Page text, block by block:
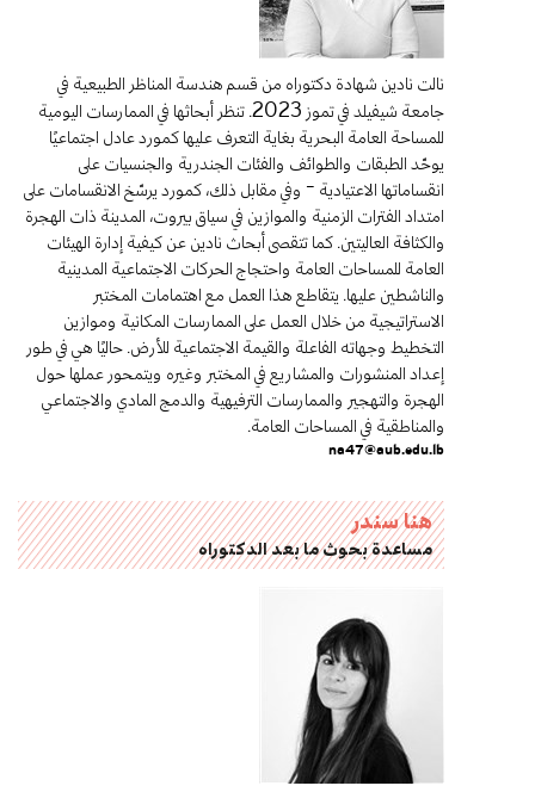
نالت نادين شهادة دكتوراه من قسم هندسة المناظر الطبيعية في
جامعة شيفيلد في تموز 2023. تنظر أبحاثها في الممارسات اليومية
للمساحة العامة البحرية بغاية التعرف عليها كمورد عادل اجتماعيًا
يوحّد الطبقات والطوائف والفئات الجندرية والجنسيات على
انقساماتها الاعتيادية – وفي مقابل ذلك، كمورد يرسّخ الانقسامات على
امتداد الفترات الزمنية والموازين في سياق بيروت، المدينة ذات الهجرة
والكثافة العاليتين. كما تتقصى أبحاث نادين عن كيفية إدارة الهيئات
العامة للمساحات العامة واحتجاج الحركات الاجتماعية المدينية
والناشطين عليها. يتقاطع هذا العمل مع اهتمامات المختبر
الاستراتيجية من خلال العمل على الممارسات المكانية وموازين
التخطيط وجهاته الفاعلة والقيمة الاجتماعية للأرض. حاليًا هي في طور
إعداد المنشورات والمشاريع في المختبر وغيره ويتمحور عملها حول
الهجرة والتهجير والممارسات الترفيهية والدمج المادي والاجتماعي
والمناطقية في المساحات العامة.
na47@aub.edu.lb
هنا سندر
مساعدة بحوث ما بعد الدكتوراه